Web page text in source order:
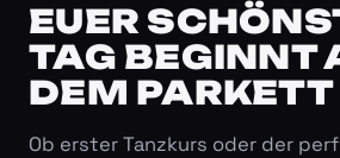
EUER
TAG BEGINNT
DEM PARKETT
Ob erster Tanzkurs oder der